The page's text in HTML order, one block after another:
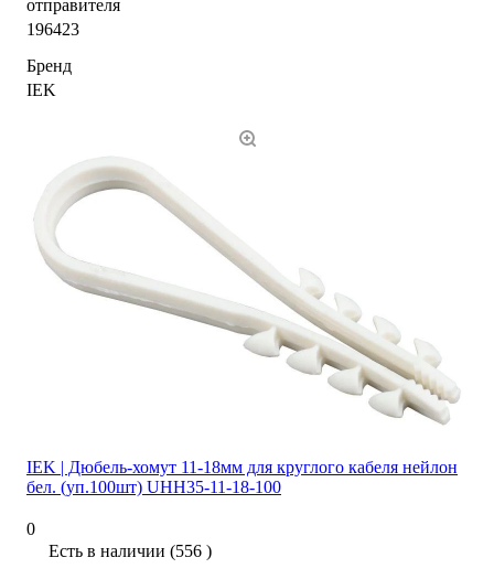
отправителя
196423
Бренд
IEK
IEK | Дюбель-хомут 11-18мм для круглого кабеля нейлон
бел. (уп.100шт) UHH35-11-18-100
0
Есть в наличии (556 )